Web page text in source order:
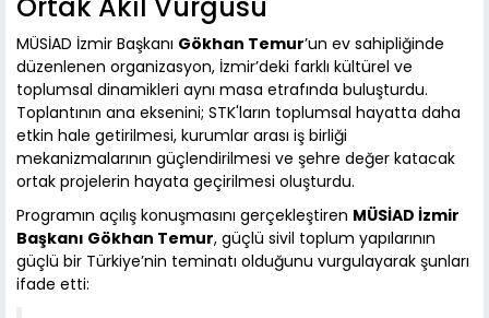
Ortak Akıl Vurgusu
MÜSİAD İzmir Başkanı Gökhan Temur’un ev sahipliğinde
düzenlenen organizasyon, İzmir’deki farklı kültürel ve
toplumsal dinamikleri aynı masa etrafında buluşturdu.
Toplantının ana eksenini; STK'ların toplumsal hayatta daha
etkin hale getirilmesi, kurumlar arası iş birliği
mekanizmalarının güçlendirilmesi ve şehre değer katacak
ortak projelerin hayata geçirilmesi oluşturdu.
Programın açılış konuşmasını gerçekleştiren MÜSİAD İzmir
Başkanı Gökhan Temur, güçlü sivil toplum yapılarının
güçlü bir Türkiye’nin teminatı olduğunu vurgulayarak şunları
ifade etti: